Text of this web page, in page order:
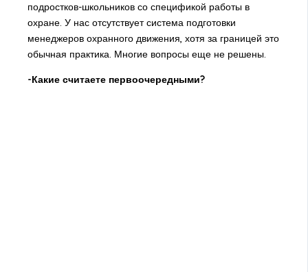
подростков-школьников со спецификой работы в
охране. У нас отсутствует система подготовки
менеджеров охранного движения, хотя за границей это
обычная практика. Многие вопросы еще не решены.
-Какие считаете первоочередными?